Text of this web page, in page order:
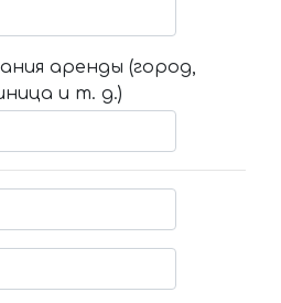
аренды (город,
и т. д.)